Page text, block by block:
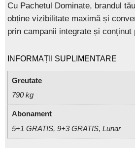
Cu Pachetul Dominate, brandul
obține vizibilitate maximă și
prin campanii integrate și conținut
INFORMAȚII SUPLIMENTARE
Greutate
790 kg
Abonament
5+1 GRATIS, 9+3 GRATIS, Lunar